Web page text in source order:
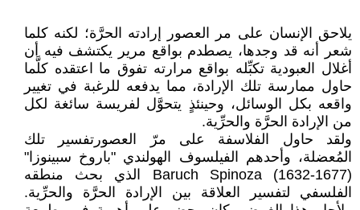
يلاحق الإنسان على مر العصور إرادته الحرَّة؛ لكنه كلما
شعر أنه قد وجدها، يصطدم بواقع مرير يكتشف فيه أن
أغلال العبودية تكبِّله بواقع مرارته تفوق ما اعتقده كلَّما
حاول ممارسة تلك الإرادة، مما يدفعه للرغبة في تغيير
واقعه بكل الوسائل، وحينئذٍ يتحوَّل لفريسة سائغة لكل
من الإرادة الحرَّة والحرِّية.
ولقد حاول الفلاسفة على مرّ العصورتفسير تلك
المُعضلة، وأحدهم الفيلسوف الهولندي "باروخ سبينوزا"
Baruch Spinoza (1632-1677) الذي بحث منطقه
الفلسفي لتفسير العلاقة بين الإرادة الحرَّة والحرِّية.